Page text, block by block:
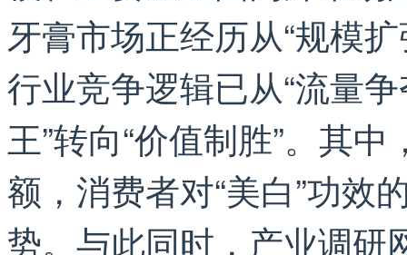
牙膏市场正经历从“规模
行业竞争逻辑已从“流量
王”转向“价值制胜”。其
额，消费者对“美白”功效
势。与此同时，产业调研